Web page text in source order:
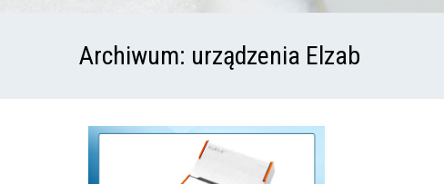
Archiwum: urządzenia Elzab